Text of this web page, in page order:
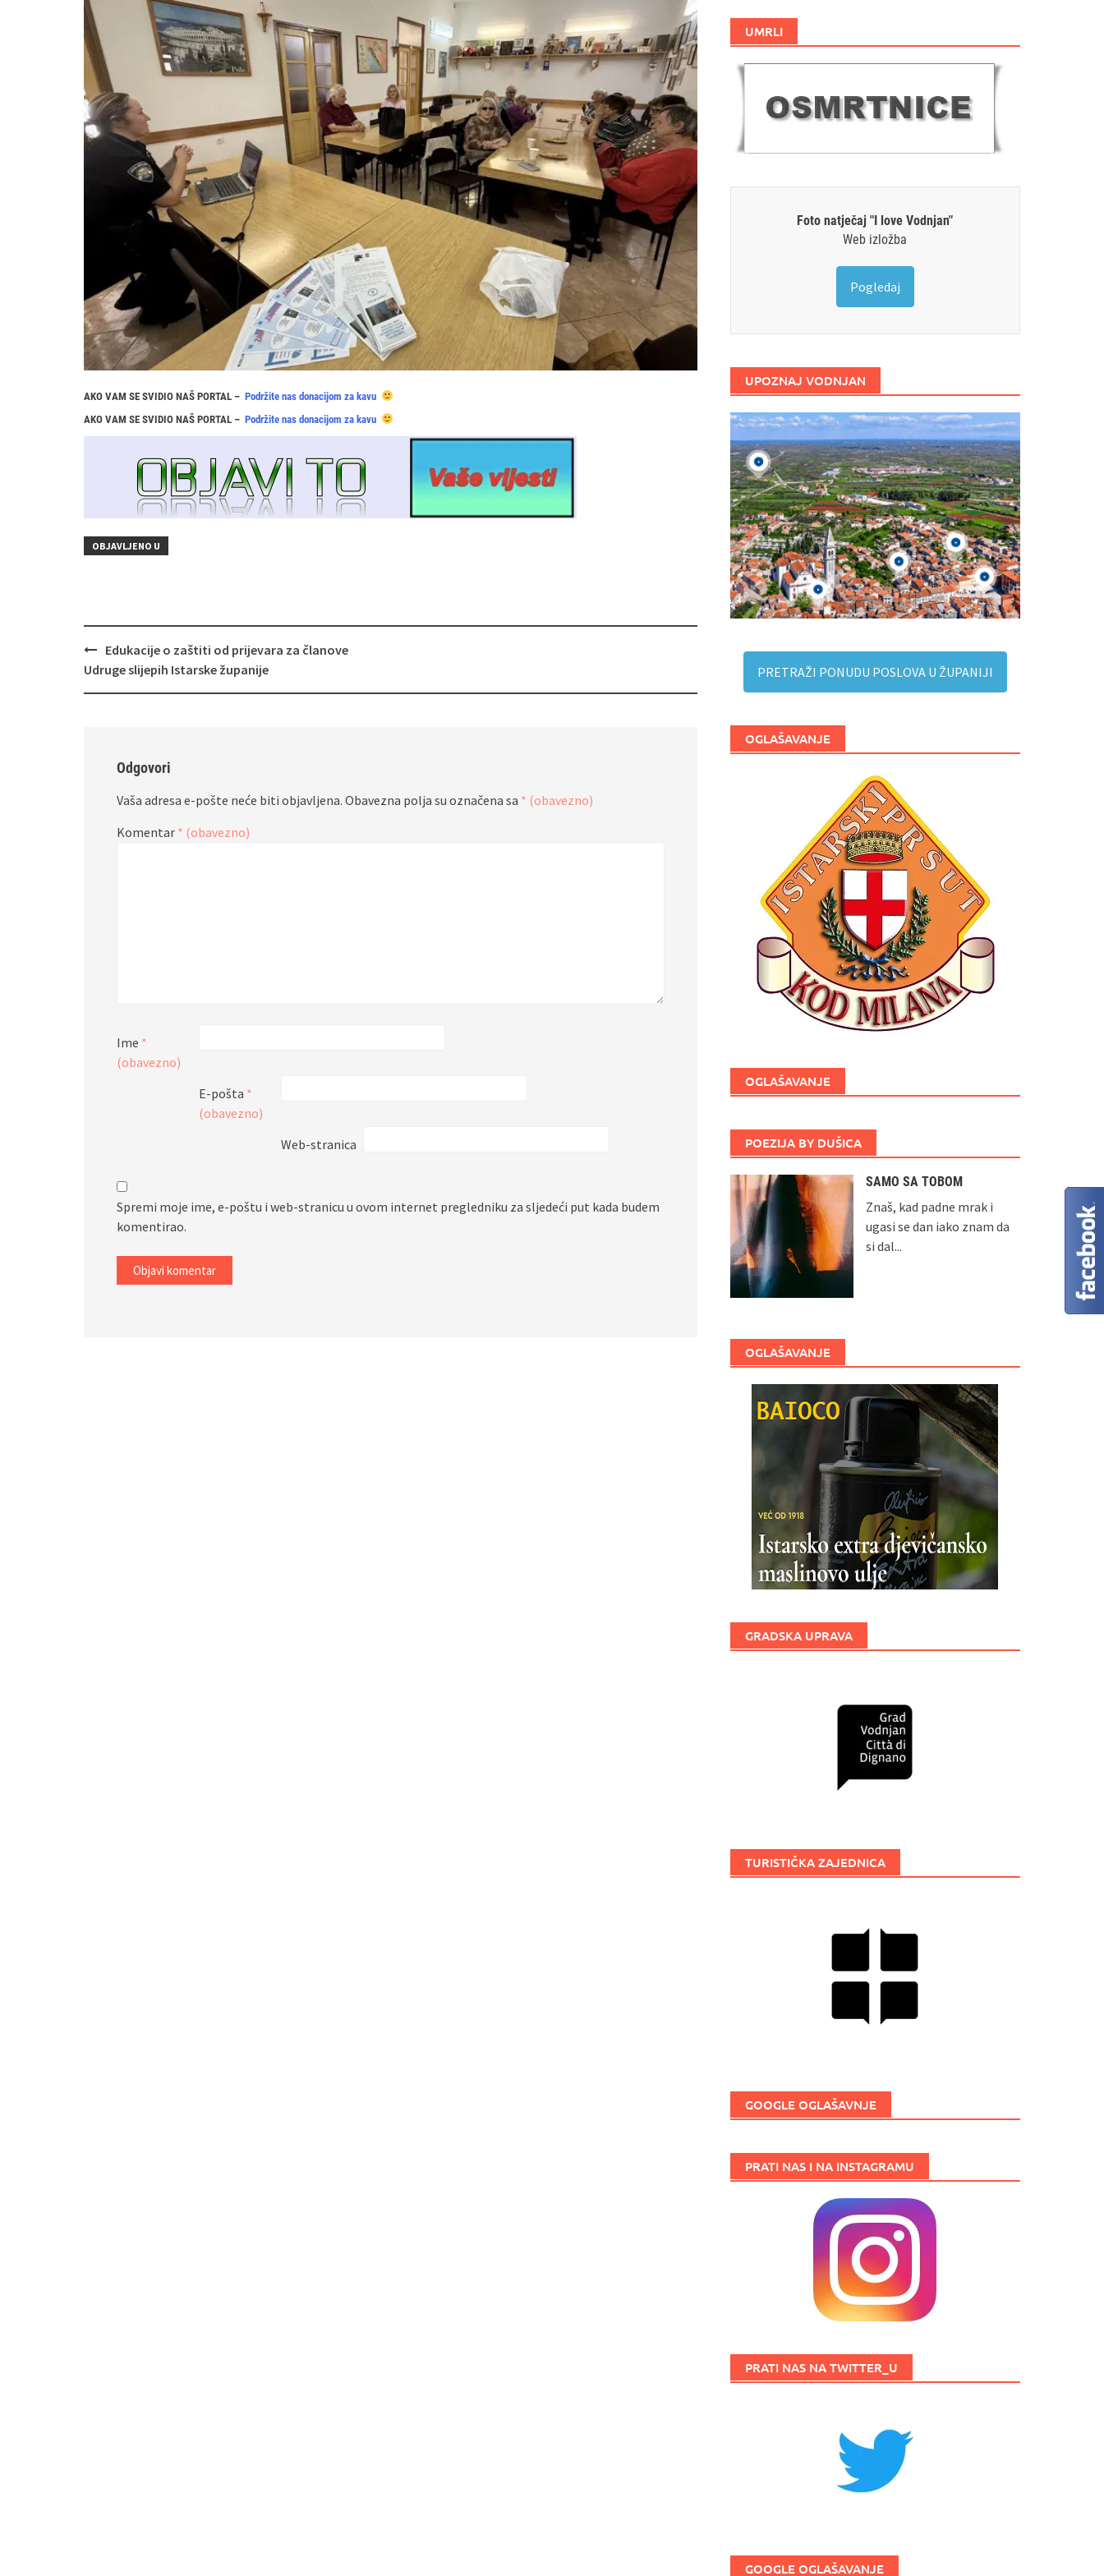
AKO VAM SE SVIDIO NAŠ PORTAL – Podržite nas donacijom za kavu
AKO VAM SE SVIDIO NAŠ PORTAL – Podržite nas donacijom za kavu
OBJAVLJENO U
Navigacija
objava
Edukacije o zaštiti od prijevara za članove
Udruge slijepih Istarske županije
Odgovori
Vaša adresa e-pošte neće biti objavljena. Obavezna polja su označena sa * (obavezno)
Komentar * (obavezno)
Ime *
(obavezno)
E-pošta *
(obavezno)
Web-stranica
Spremi moje ime, e-poštu i web-stranicu u ovom internet pregledniku za sljedeći put kada budem
komentirao.
UMRLI
Foto natječaj "I love Vodnjan"
Web izložba
Pogledaj
UPOZNAJ VODNJAN
PRETRAŽI PONUDU POSLOVA U ŽUPANIJI
OGLAŠAVANJE
OGLAŠAVANJE
POEZIJA BY DUŠICA
SAMO SA TOBOM
Znaš, kad padne mrak i
ugasi se dan iako znam da
si dal...
OGLAŠAVANJE
GRADSKA UPRAVA
TURISTIČKA ZAJEDNICA
GOOGLE OGLAŠAVNJE
PRATI NAS I NA INSTAGRAMU
PRATI NAS NA TWITTER_U
GOOGLE OGLAŠAVANJE